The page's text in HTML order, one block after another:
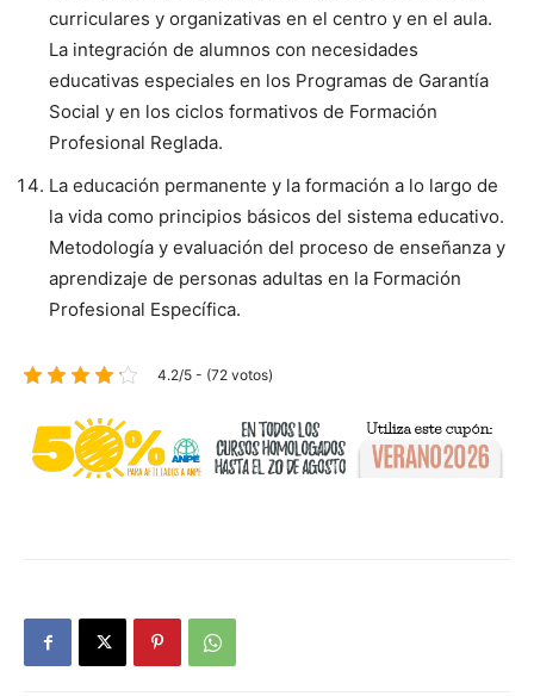
curriculares y organizativas en el centro y en el aula.
La integración de alumnos con necesidades
educativas especiales en los Programas de Garantía
Social y en los ciclos formativos de Formación
Profesional Reglada.
La educación permanente y la formación a lo largo de
la vida como principios básicos del sistema educativo.
Metodología y evaluación del proceso de enseñanza y
aprendizaje de personas adultas en la Formación
Profesional Específica.
4.2/5 - (72 votos)